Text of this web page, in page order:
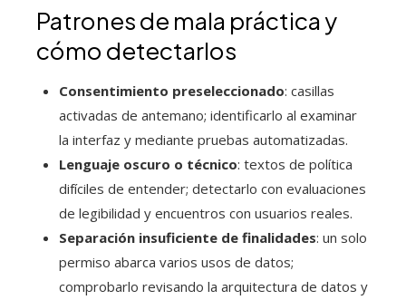
Patrones de mala práctica y
cómo detectarlos
Consentimiento preseleccionado: casillas
activadas de antemano; identificarlo al examinar
la interfaz y mediante pruebas automatizadas.
Lenguaje oscuro o técnico: textos de política
difíciles de entender; detectarlo con evaluaciones
de legibilidad y encuentros con usuarios reales.
Separación insuficiente de finalidades: un solo
permiso abarca varios usos de datos;
comprobarlo revisando la arquitectura de datos y